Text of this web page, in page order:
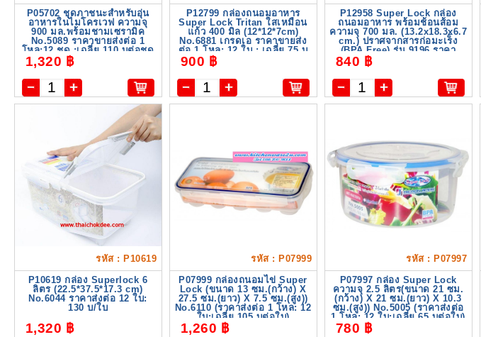
P05702 ชุดภาชนะสำหรับอุ่น
อาหารในไมโครเวฟ ความจุ
900 มล.พร้อมชามเซรามิค
No.5089 ราคาขายส่งต่อ 1
โหล:12 ชุด :เฉลี่ย 110 บต่อชุด
1,320 ฿
P12799 กล่องถนอมอาหาร
Super Lock Tritan ใสเหมือน
แก้ว 400 มิล (12*12*7cm)
No.6881 เกรดเอ ราคาขายส่ง
ต่อ 1 โหล: 12 ใบ : เฉลี่ย 75 บ
900 ฿
P12958 Super Lock กล่อง
ถนอมอาหาร พร้อมช้อนส้อม
ความจุ 700 มล. (13.2x18.3x6.7
cm.) ปราศจากสารก่อมะเร็ง
(ฺBPA Free) รุ่น 9196 ราคา
ขายส่งต่อ 1 โหล: 12 ใบ
840 ฿
รหัส : P10619
P10619 กล่อง Superlock 6
ลิตร (22.5*37.5*17.3 cm)
No.6044 ราคาส่งต่อ 12 ใบ:
130 บ/ใบ
1,320 ฿
รหัส : P07999
P07999 กล่องถนอมไข่ Super
Lock (ขนาด 13 ซม.(กว้าง) X
27.5 ซม.(ยาว) X 7.5 ซม.(สูง))
No.6110 (ราคาส่งต่อ 1 โหล: 12
ใบ:เฉลี่ย 105 บต่อใบ)
1,260 ฿
รหัส : P07997
P07997 กล่อง Super Lock
ความจุ 2.5 ลิตร(ขนาด 21 ซม.
(กว้าง) X 21 ซม.(ยาว) X 10.3
ซม.(สูง)) No.5005 (ราคาส่งต่อ
1 โหล: 12 ใบ:เฉลี่ย 65 บต่อใบ)
780 ฿